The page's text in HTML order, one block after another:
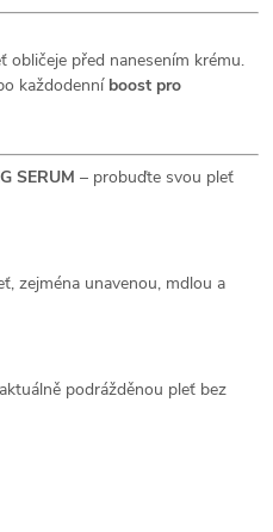
před nanesením krému.
každodenní boost pro
SERUM – probuďte svou pleť
zejména unavenou, mdlou a
podrážděnou pleť bez